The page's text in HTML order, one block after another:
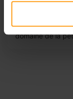
trouver du travail
reste en lien
d’acquerir
domaine de la